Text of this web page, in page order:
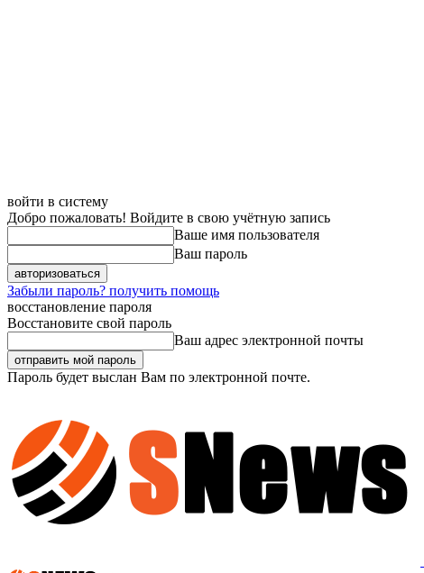
войти в систему
Добро пожаловать! Войдите в свою учётную запись
Ваше имя пользователя
Ваш пароль
Забыли пароль? получить помощь
восстановление пароля
Восстановите свой пароль
Ваш адрес электронной почты
Пароль будет выслан Вам по электронной почте.